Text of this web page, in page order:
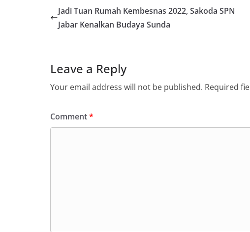
Jadi Tuan Rumah Kembesnas 2022, Sakoda SPN
Jabar Kenalkan Budaya Sunda
Leave a Reply
Your email address will not be published. Required
Comment*